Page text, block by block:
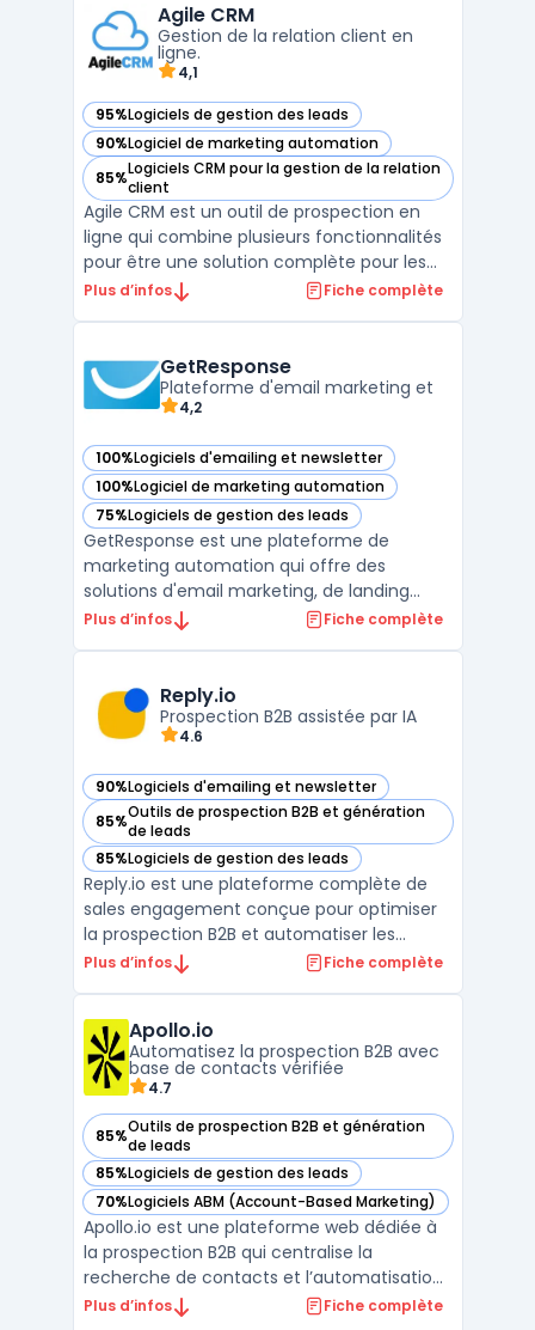
Dynamics 365, ClickDimensions permet
d'automatiser l'ensemble des pr ...
Agile CRM
Gestion de la relation client en
ligne.
4,1
95%Logiciels de gestion des leads
— voir Agile CRM dans cette catégorie
90%Logiciel de marketing automation
— voir Agile CRM dans cette catégorie
85%Logiciels CRM pour la gestion de la relation
client
— voir Agile CRM dans cette catégorie
Agile CRM est un outil de prospection en
ligne qui combine plusieurs fonctionnalités
pour être une solution complète pour les
entreprises. Il permet de mettre en place
clients. Agile CRM offre des fonctionnalités
tel ...
Plus d’infos Fiche complète
GetResponse
Plateforme d'email marketing et
4,2
100%Logiciels d'emailing et newsletter
— voir GetResponse dans cette catégorie
100%Logiciel de marketing automation
— voir GetResponse dans cette catégorie
75%Logiciels de gestion des leads
— voir GetResponse dans cette catégorie
GetResponse est une plateforme de
marketing automation qui offre des
solutions d'email marketing, de landing
pages, de création de formulaires, de
permet aux entreprises de gérer
efficacement leurs campagnes de
marketing numé ...
Plus d’infos Fiche complète
Reply.io
Prospection B2B assistée par IA
4.6
90%Logiciels d'emailing et newsletter
— voir Reply.io dans cette catégorie
85%Outils de prospection B2B et génération
de leads
— voir Reply.io dans cette catégorie
85%Logiciels de gestion des leads
— voir Reply.io dans cette catégorie
Reply.io est une plateforme complète de
sales engagement conçue pour optimiser
la prospection B2B et automatiser les
interactions commerciales. S'appuyant sur
qualifiés, de convertir le trafic web en
rendez-vous ...
Plus d’infos Fiche complète
Apollo.io
Automatisez la prospection B2B avec
base de contacts vérifiée
4.7
85%Outils de prospection B2B et génération
de leads
— voir Apollo.io dans cette catégorie
85%Logiciels de gestion des leads
— voir Apollo.io dans cette catégorie
70%Logiciels ABM (Account-Based Marketing)
— voir Apollo.io dans cette catégorie
Apollo.io est une plateforme web dédiée à
la prospection B2B qui centralise la
recherche de contacts et l’automatisation
des campagnes d’outreach. L’outil cible
Plus d’infos Fiche complète